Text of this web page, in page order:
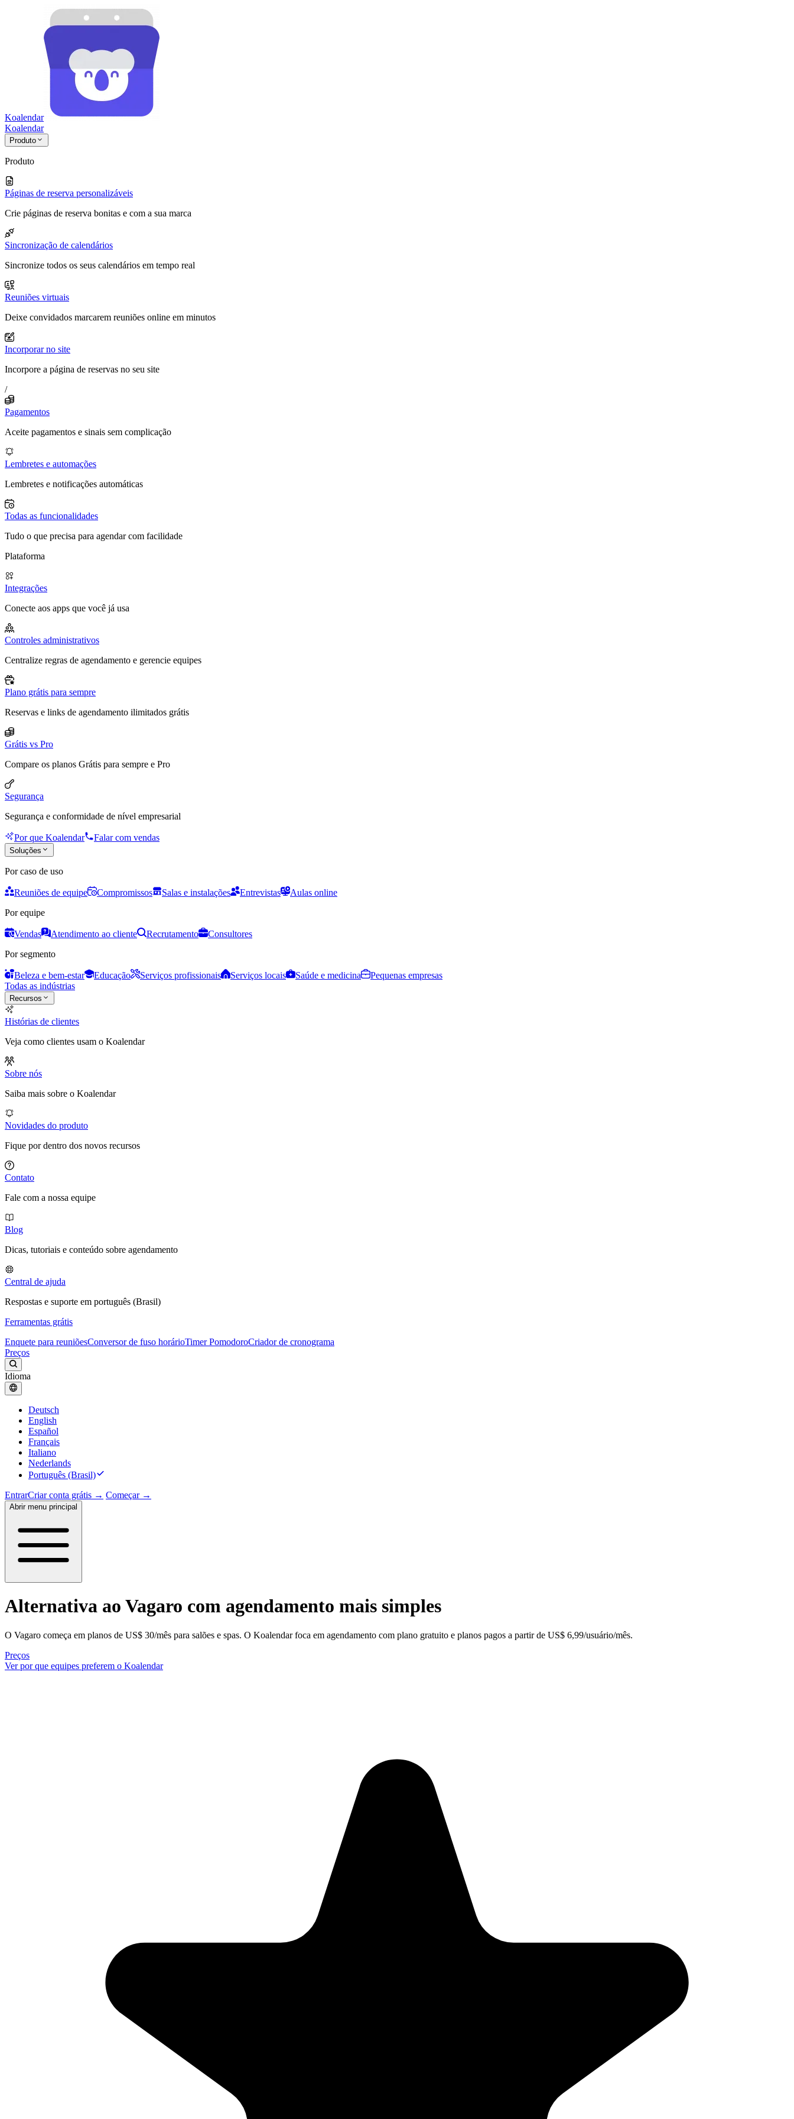
Koalendar
Koalendar
Produto
Produto
Páginas de reserva personalizáveis
Crie páginas de reserva bonitas e com a sua marca
Sincronização de calendários
Sincronize todos os seus calendários em tempo real
Reuniões virtuais
Deixe convidados marcarem reuniões online em minutos
Incorporar no site
Incorpore a página de reservas no seu site
/
Pagamentos
Aceite pagamentos e sinais sem complicação
Lembretes e automações
Lembretes e notificações automáticas
Todas as funcionalidades
Tudo o que precisa para agendar com facilidade
Plataforma
Integrações
Conecte aos apps que você já usa
Controles administrativos
Centralize regras de agendamento e gerencie equipes
Plano grátis para sempre
Reservas e links de agendamento ilimitados grátis
Grátis vs Pro
Compare os planos Grátis para sempre e Pro
Segurança
Segurança e conformidade de nível empresarial
Por que Koalendar Falar com vendas
Soluções
Por caso de uso
Reuniões de equipe Compromissos Salas e instalações Entrevistas
Aulas online
Por equipe
Vendas Atendimento ao cliente Recrutamento
Consultores
Por segmento
Beleza e bem-estar Educação Serviços profissionais Serviços locais Saúde e medicina
Pequenas empresas
Todas as indústrias
Recursos
Histórias de clientes
Veja como clientes usam o Koalendar
Sobre nós
Saiba mais sobre o Koalendar
Novidades do produto
Fique por dentro dos novos recursos
Contato
Fale com a nossa equipe
Blog
Dicas, tutoriais e conteúdo sobre agendamento
Central de ajuda
Respostas e suporte em português (Brasil)
Ferramentas grátis
Enquete para reuniõesConversor de fuso horárioTimer PomodoroCriador de cronograma
Preços
Idioma
Deutsch
English
Español
Français
Italiano
Nederlands
Português (Brasil)
EntrarCriar conta grátis → Começar →
Abrir menu principal
Alternativa ao Vagaro com agendamento mais simples
O Vagaro começa em planos de US$ 30/mês para salões e spas. O Koalendar foca em agendamento com plano gratuito e planos pagos a partir de US$ 6,99/usuário/mês.
Preços
Ver por que equipes preferem o Koalendar